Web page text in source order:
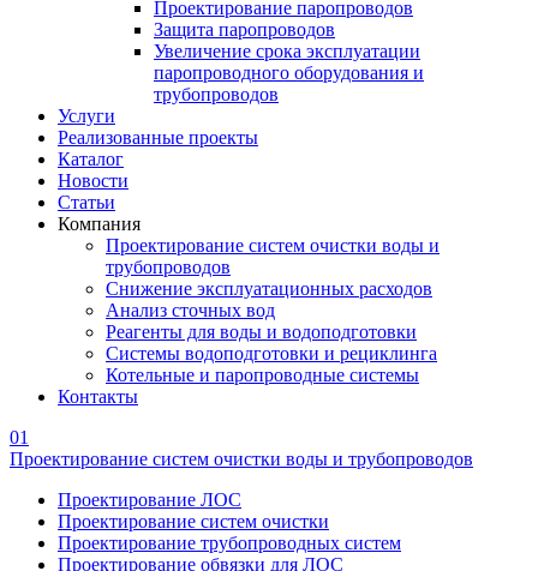
Проектирование паропроводов
Защита паропроводов
Увеличение срока эксплуатации
паропроводного оборудования и
трубопроводов
Услуги
Реализованные проекты
Каталог
Новости
Статьи
Компания
Проектирование систем очистки воды и
трубопроводов
Снижение эксплуатационных расходов
Анализ сточных вод
Реагенты для воды и водоподготовки
Системы водоподготовки и рециклинга
Котельные и паропроводные системы
Контакты
01
Проектирование систем очистки воды и трубопроводов
Проектирование ЛОС
Проектирование систем очистки
Проектирование трубопроводных систем
Проектирование обвязки для ЛОС